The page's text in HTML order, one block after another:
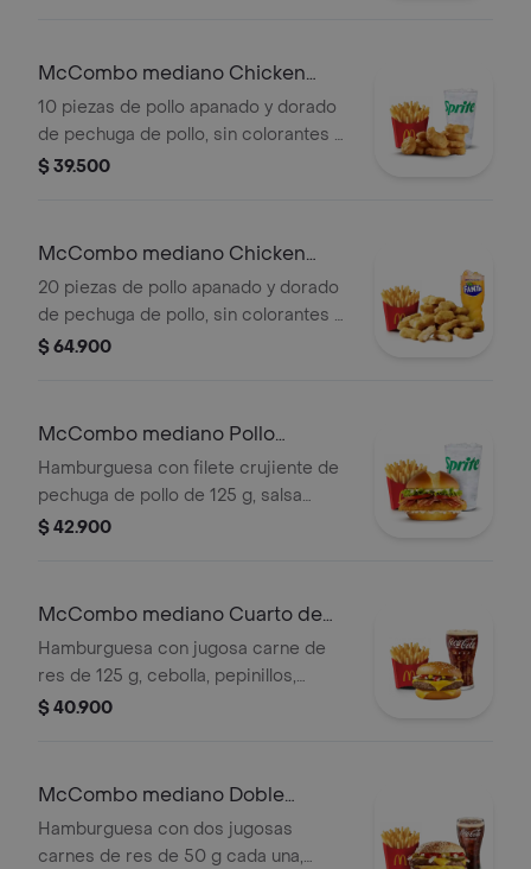
mediana a elección.
McCombo mediano Chicken
McNuggets 10 pzas
10 piezas de pollo apanado y dorado
de pechuga de pollo, sin colorantes ni
conservantes artificiales.
elección.
$ 39.500
McCombo mediano Chicken
McNuggets de 20 pzas
20 piezas de pollo apanado y dorado
de pechuga de pollo, sin colorantes ni
conservantes artificiales.
elección.
$ 64.900
McCombo mediano Pollo
McCrispy Bacon Ranch
Hamburguesa con filete crujiente de
pechuga de pollo de 125 g, salsa
ranch, tocineta ahumada, lechuga
medianas y bebida mediana a
$ 42.900
McCombo mediano Cuarto de
Libra con Queso
Hamburguesa con jugosa carne de
res de 125 g, cebolla, pepinillos,
queso cheddar cremoso, salsa de
medianas y bebida mediana a
$ 40.900
McCombo mediano Doble
Cuarto de Libra con Queso
Hamburguesa con dos jugosas
carnes de res de 50 g cada una,